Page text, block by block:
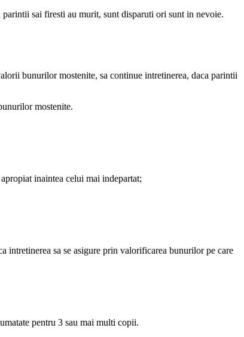
sai firesti au murit, sunt disparuti ori sunt in nevoie.
bunurilor mostenite, sa continue intretinerea, daca parintii
mostenite.
inaintea celui mai indepartat;
intretinerea sa se asigure prin valorificarea bunurilor pe care
pentru 3 sau mai multi copii.